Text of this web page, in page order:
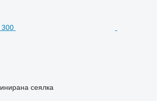
сеялка